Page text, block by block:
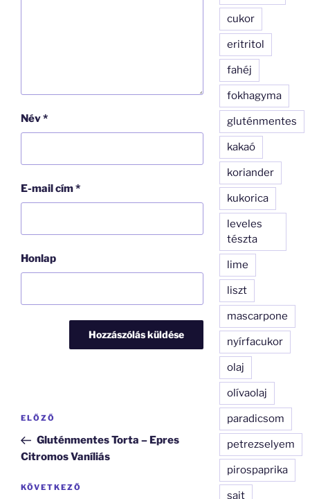
Név*
E-mail cím*
Honlap
Bejegyzés
Korábbi
bejegyzés
ELŐZŐ
Gluténmentes Torta – Epres
Citromos Vaníliás
Következő
KÖVETKEZŐ
cukor
eritritol
fahéj
fokhagyma
gluténmentes
kakaó
koriander
kukorica
leveles
tészta
lime
liszt
mascarpone
nyírfacukor
olaj
olívaolaj
paradicsom
petrezselyem
pirospaprika
sajt